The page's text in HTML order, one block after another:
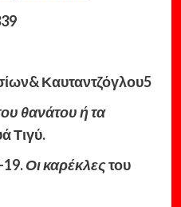
Καυταντζόγλου5
θανάτου ή τα
Τιγύ.
19.Οι καρέκλεςτου